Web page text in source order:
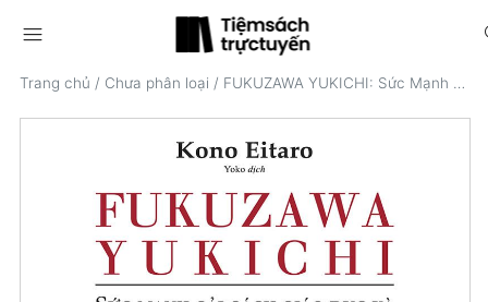
menu
Trang chủ / Chưa phân loại / FUKUZAWA YUKICHI: Sức Mạnh Cải Cách Giáo Dục Và Hoạch Định Doanh Nghiệp